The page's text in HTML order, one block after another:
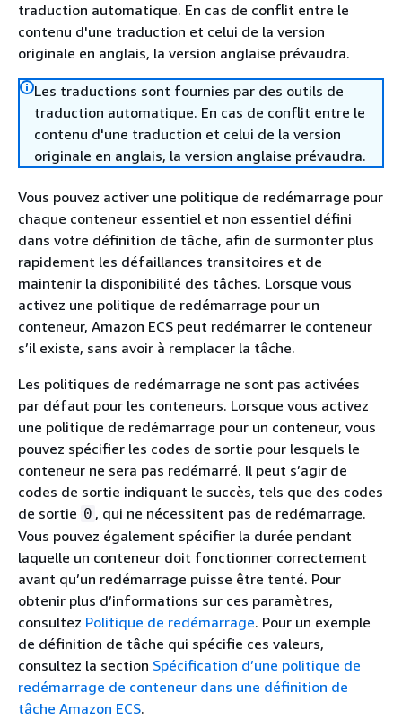
traduction automatique. En cas de conflit entre le
contenu d'une traduction et celui de la version
originale en anglais, la version anglaise prévaudra.
Les traductions sont fournies par des outils de
traduction automatique. En cas de conflit entre le
contenu d'une traduction et celui de la version
originale en anglais, la version anglaise prévaudra.
Vous pouvez activer une politique de redémarrage pour
chaque conteneur essentiel et non essentiel défini
dans votre définition de tâche, afin de surmonter plus
rapidement les défaillances transitoires et de
maintenir la disponibilité des tâches. Lorsque vous
activez une politique de redémarrage pour un
conteneur, Amazon ECS peut redémarrer le conteneur
s’il existe, sans avoir à remplacer la tâche.
Les politiques de redémarrage ne sont pas activées
par défaut pour les conteneurs. Lorsque vous activez
une politique de redémarrage pour un conteneur, vous
pouvez spécifier les codes de sortie pour lesquels le
conteneur ne sera pas redémarré. Il peut s’agir de
codes de sortie indiquant le succès, tels que des codes
de sortie 0 , qui ne nécessitent pas de redémarrage.
Vous pouvez également spécifier la durée pendant
laquelle un conteneur doit fonctionner correctement
avant qu’un redémarrage puisse être tenté. Pour
obtenir plus d’informations sur ces paramètres,
consultez Politique de redémarrage. Pour un exemple
de définition de tâche qui spécifie ces valeurs,
consultez la section Spécification d’une politique de
redémarrage de conteneur dans une définition de
tâche Amazon ECS.